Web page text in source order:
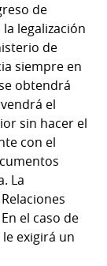
de
legalización
de
siempre en
obtendrá
el
sin hacer el
con el
La
el caso de
exigirá un